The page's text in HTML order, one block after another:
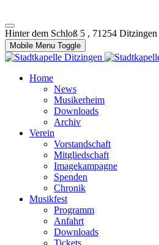
Hinter dem Schloß 5 , 71254 Ditzingen
Mobile Menu Toggle
Home
News
Musikerheim
Downloads
Archiv
Verein
Vorstandschaft
Mitgliedschaft
Imagekampagne
Spenden
Chronik
Musikfest
Programm
Anfahrt
Downloads
Tickets